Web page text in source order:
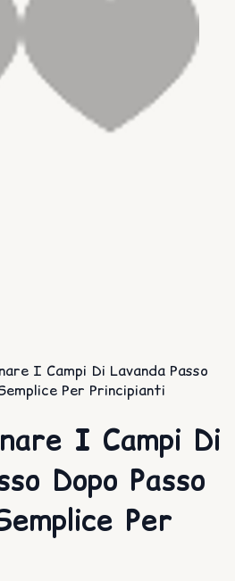
I Campi Di Lavanda Passo
Per Principianti
I Campi Di
Dopo Passo
Per